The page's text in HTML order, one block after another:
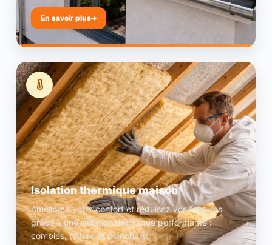
En savoir plus
Isolation thermique maison
Améliorez votre confort et réduisez vos factures
grâce à une isolation thermique performante :
combles, toiture et planchers.